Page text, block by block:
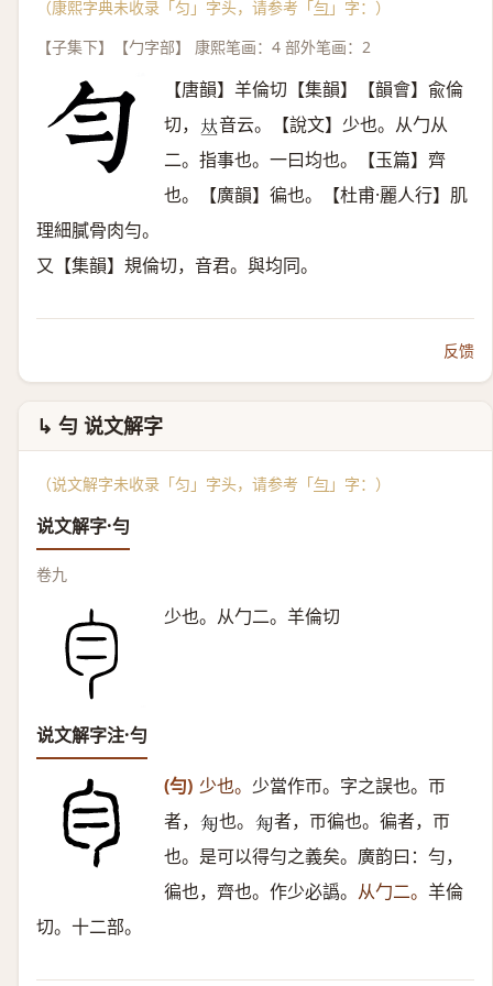
（康熙字典未收录「匀」字头，请参考「勻 」字：）
【子集下】【勹字部】 康熙笔画：4 部外笔画：2
【唐韻】羊倫切【集韻】【韻會】兪倫
切， 𠀤音云。【說文】少也。从勹从
二。指事也。一曰均也。【玉篇】齊
也。【廣韻】徧也。【杜甫·麗人行】肌
理細膩骨肉勻。
又【集韻】規倫切，音君。與均同。
反馈
↳ 勻 说文解字
（说文解字未收录「匀」字头，请参考「勻 」字：）
说文解字·勻
卷九
少也。从勹二。羊倫切
说文解字注·勻
(勻) 少也。 少當作帀。字之誤也。帀
者， 𠣘 也。 𠣘 者，帀徧也。徧者，帀
也。是可以得勻之義矣。廣韵曰：勻，
徧也，齊也。作少必譌。 从勹二。 羊倫
切。十二部。